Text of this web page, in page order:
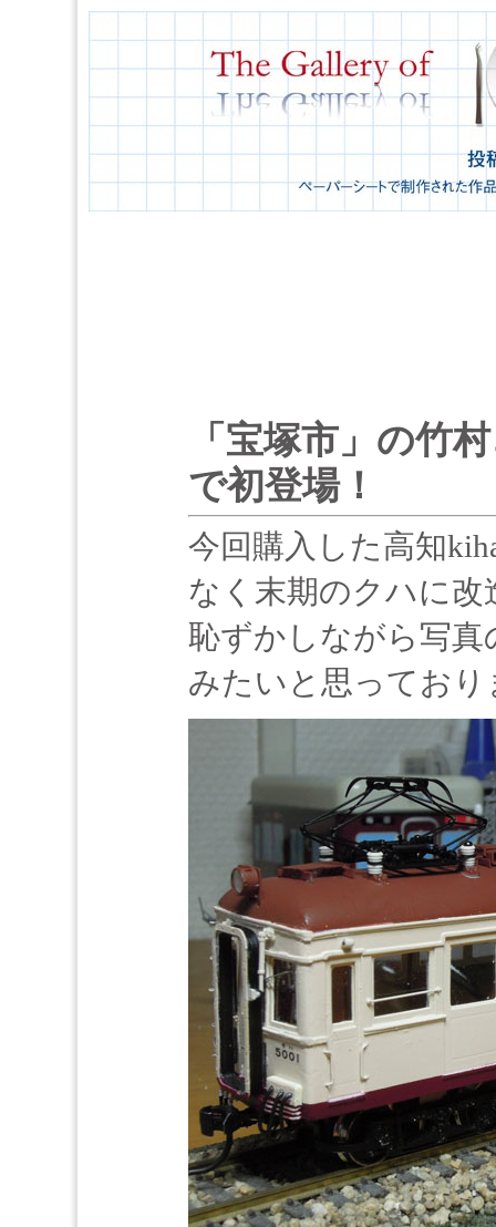
「宝塚市」の竹
で初登場！
今回購入した高知
なく末期のクハに
恥ずかしながら写真
みたいと思っており